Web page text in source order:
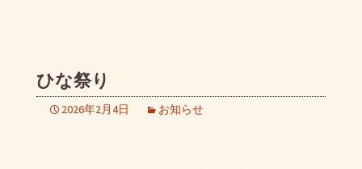
ひな祭り
2026年2月4日 お知らせ